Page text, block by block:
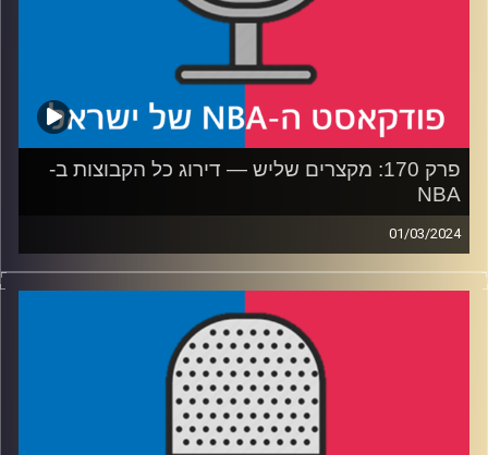
קרדיט תמונות:עידן לוצקי
פרק 170: מקצרים שליש — דירוג כל הקבוצות ב-
NBA
01/03/2024
פודקאסט האן.בי.איי עם ערן סורוקה, שרון דוידוביץ׳, משה
דוידוביץ׳ ועידן לוצקי